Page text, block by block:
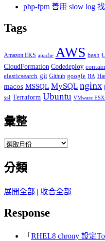
php-fpm 善用 slow log
Tags
Amazon EKS apache AWS bash
CloudFormation Codedeploy
elasticsearch git Github google HA
macos MSSQL MySQL nginx
ssl Terraform Ubuntu VMware ESXi
彙整
彙
分類
展開全部 | 收合全部
Response
「 RHEL8 chrony 設定